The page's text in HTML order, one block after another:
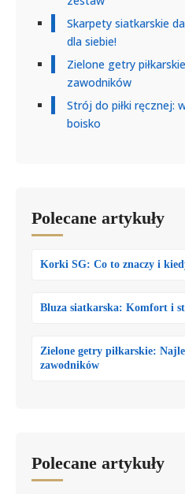
Skarpety siatkarskie
dla siebie!
Zielone getry
zawodników
Strój do piłki ręcznej:
boisko
Polecane artykuły
Korki SG: Co to znaczy i
Bluza siatkarska: Komfort i
Zielone getry piłkarskie:
zawodników
Polecane artykuły